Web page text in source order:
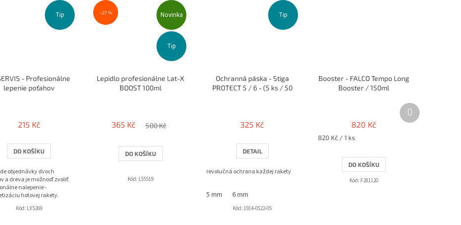
Tip
- Profesionálne
lepenie poťahov
215 Kč
DO KOŠÍKU
objednávky dvoch
a dreva je možnosť zvoliť
nalepenie -
hotovej rakety.
Kód: LX5269
Novinka
Tip
–27 %
Lepidlo profesionálne Lat-X
BOOST 100ml
365 Kč 500 Kč
DO KOŠÍKU
Kód: L55519
Tip
Ochranná páska - Stiga
PROTECT 5 / 6 - (5 ks / 50
325 Kč
DETAIL
revolučná ochrana každej rakety
5 mm 6 mm
Kód: 1914-0522-05
Booster - FALCO Tempo Long
Booster / 150ml
820 Kč
Měrná
820 Kč / 1 ks
DO KOŠÍKU
Kód: F281120
Další
produkt